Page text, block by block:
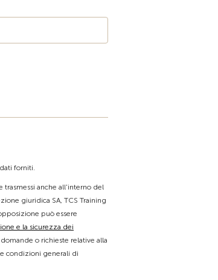
forniti.
trasmessi anche all'interno del
giuridica SA, TCS Training
può essere
e la sicurezza dei
o richieste relative alla
condizioni generali di